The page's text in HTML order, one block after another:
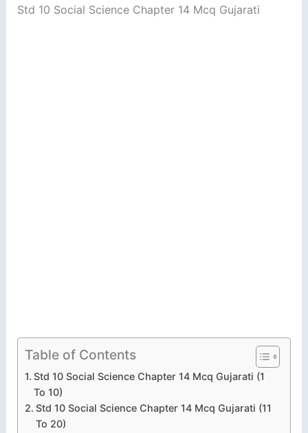
Std 10 Social Science Chapter 14 Mcq Gujarati
Table of Contents
Std 10 Social Science Chapter 14 Mcq Gujarati (1
To 10)
Std 10 Social Science Chapter 14 Mcq Gujarati (11
To 20)